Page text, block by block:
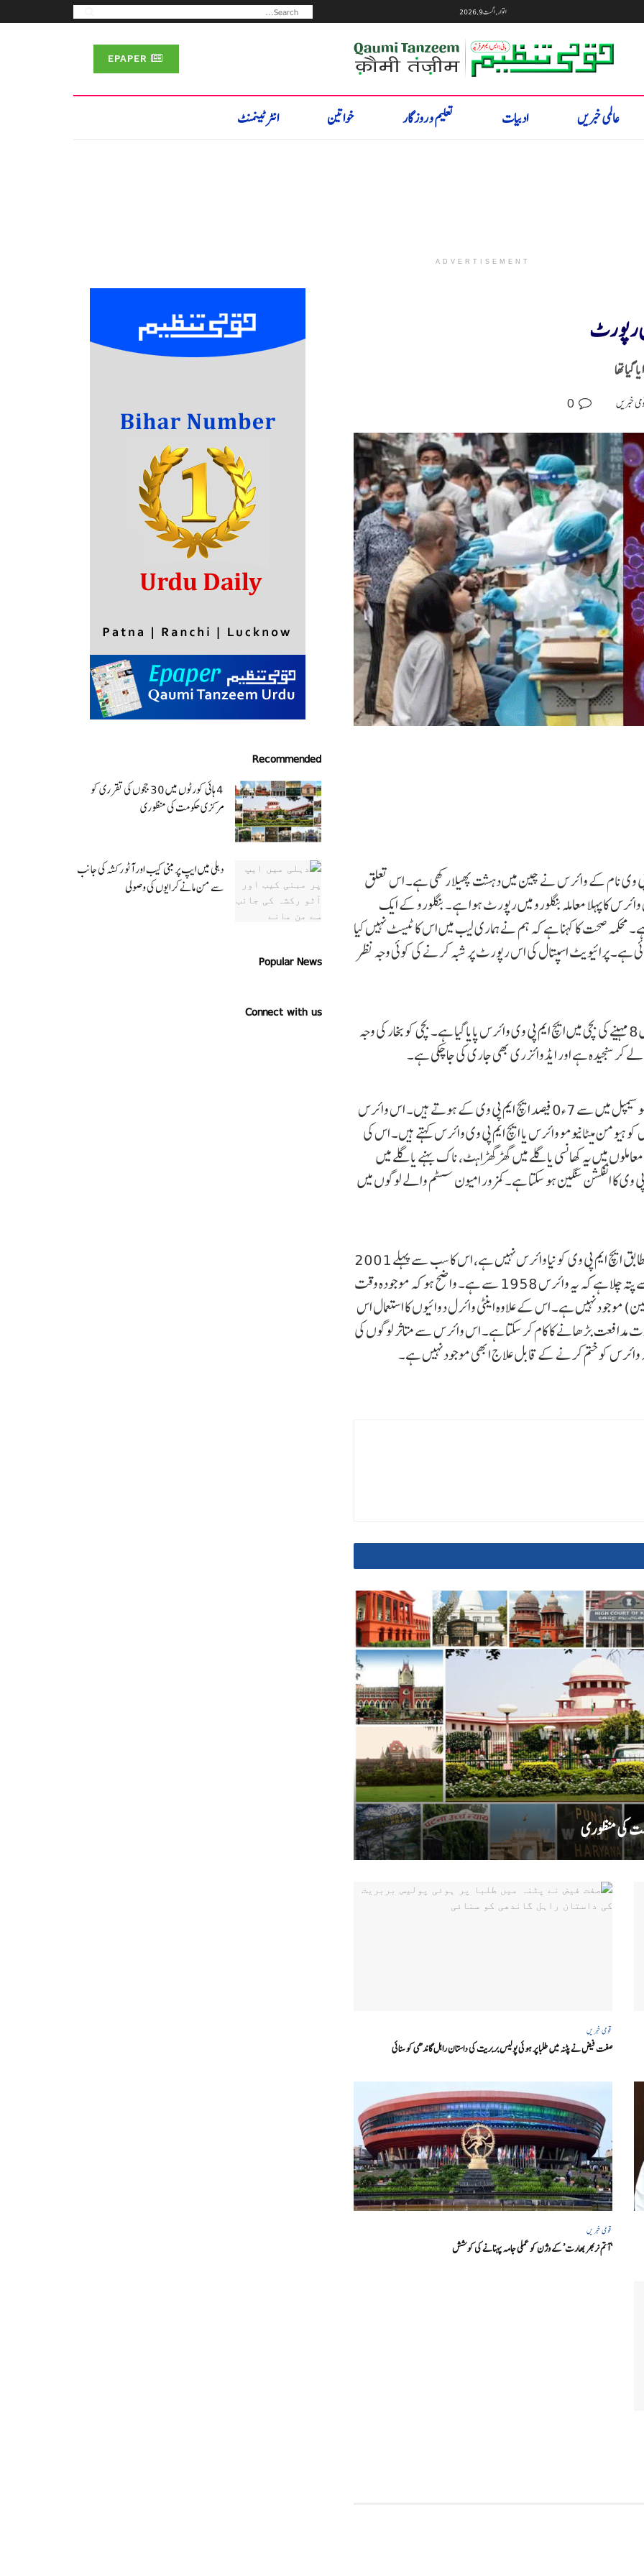
اتوار, اگست 9, 2026
عالمی خبریں ادبیات تعلیم و روزگار خواتین انٹرٹینمنٹ
ADVERTISEMENT
رپورٹ
خبریں
19 وبا کے بعد اب اچ ایم پی وی نام کے وائرس نے چین میں دہشت پھیلا رکھی ہے۔ اس تعلق
پہلا معاملہ بنگلورو میں رپورٹ ہوا ہے۔ بنگلورو کے ایک
چلا ہے۔ محکمہ صحت کا کہنا ہے کہ ہم نے ہماری لیب میں اس کا ٹیسٹ نہیں کیا
پرائیویٹ اسپتال کی اس رپورٹ پر شبہ کرنے کی کوئی وجہ نظر
انڈیا ٹوڈے کی رپورٹ کے مطابق بنگلورو کے ایک اسپتال میں 8 مہینے کی بچی میں ایچ ایم پی وی وائرس پایا گیا ہے۔ بچی کو بخار کی وجہ
کر سنجیدہ ہے اور ایڈوائزری بھی جاری کی جا چکی ہے۔
ایچ ایم پی وی عام طور پر بچوں میں ہی ڈٹیکٹ ہوتا ہے۔ سبھی فلو سیمپل میں سے 0٫7 فیصد ایچ ایم پی وی کے ہوتے ہیں۔ اس وائرس
ہیومن میٹانیومو وائرس یا ایچ ایم پی وی وائرس کہتے ہیں۔ اس کی
میں یہ کھانسی یا گلے میں گھڑگھڑاہٹ، ناک بہنے یا گلے میں
کا انفکشن سنگین ہو سکتا ہے۔ کمزور امیون سسٹم والے لوگوں میں
یو ایس سینٹر فار ڈِزیز کنٹرول اینڈ پرینویشن (سی ڈی سی) کے مطابق ایچ ایم پی وی کو نیا وائرس نہیں ہے، اس کا سب سے پہلے 2001
میں پتہ چلا تھا۔ ایک ماہر کا کہنا ہے کہ کچھ سیرولاجیکل شواہد سے پتہ چلا ہے کہ یہ وائرس 1958 سے ہے۔ واضح ہو کہ موجودہ وقت
موجود نہیں ہے۔ اس کے علاوہ اینٹی وائرل دوائیوں کا استعمال اس
قوت مدافعت بڑھانے کا کام کر سکتا ہے۔ اس وائرس سے متاثر لوگوں کی
وائرس کو ختم کرنے کے قابل علاج ابھی موجود نہیں ہے۔
قومی خبریں
صفت فیض نے پٹنہ میں طلبا پر ہوئی پولیس بربریت کی داستان راہل گاندھی کو سنائی
قومی خبریں
‘ آتم نربھر بھارت’ کے وژن کو عملی جامہ پہنانے کی کوشش
Recommended
4 ہائی کورٹوں میں 30 ججوں کی تقرری کو
مرکزی حکومت کی منظوری
دہلی میں ایپ پر مبنی کیب اور آٹو رکشہ کی جانب
سے من مانے کرایوں کی وصولی
Popular News
Connect with us